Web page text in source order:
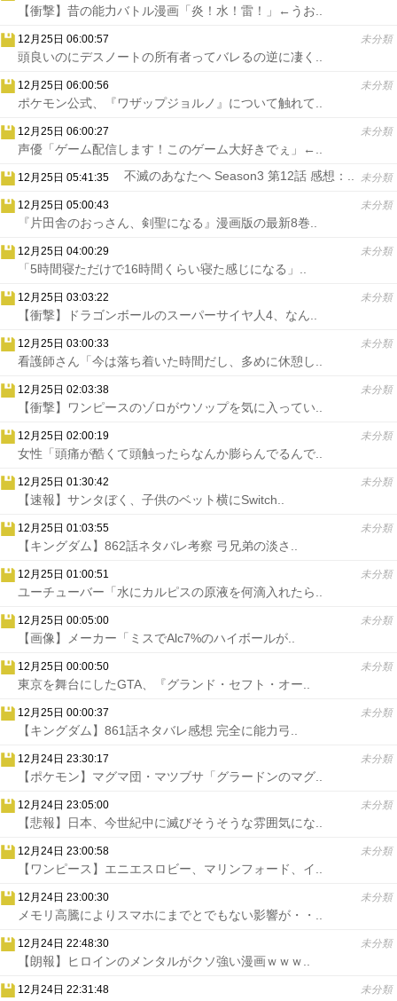
【衝撃】昔の能力バトル漫画「炎！水！雷！」←うお..
12月25日 06:00:57 未分類
頭良いのにデスノートの所有者ってバレるの逆に凄く..
12月25日 06:00:56 未分類
ポケモン公式、『ワザップジョルノ』について触れて..
12月25日 06:00:27 未分類
声優「ゲーム配信します！このゲーム大好きでぇ」←..
12月25日 05:41:35 未分類
不滅のあなたへ Season3 第12話 感想：..
12月25日 05:00:43 未分類
『片田舎のおっさん、剣聖になる』漫画版の最新8巻..
12月25日 04:00:29 未分類
「5時間寝ただけで16時間くらい寝た感じになる」..
12月25日 03:03:22 未分類
【衝撃】ドラゴンボールのスーパーサイヤ人4、なん..
12月25日 03:00:33 未分類
看護師さん「今は落ち着いた時間だし、多めに休憩し..
12月25日 02:03:38 未分類
【衝撃】ワンピースのゾロがウソップを気に入ってい..
12月25日 02:00:19 未分類
女性「頭痛が酷くて頭触ったらなんか膨らんでるんで..
12月25日 01:30:42 未分類
【速報】サンタぼく、子供のベット横にSwitch..
12月25日 01:03:55 未分類
【キングダム】862話ネタバレ考察 弓兄弟の淡さ..
12月25日 01:00:51 未分類
ユーチューバー「水にカルピスの原液を何滴入れたら..
12月25日 00:05:00 未分類
【画像】メーカー「ミスでAlc7%のハイボールが..
12月25日 00:00:50 未分類
東京を舞台にしたGTA、『グランド・セフト・オー..
12月25日 00:00:37 未分類
【キングダム】861話ネタバレ感想 完全に能力弓..
12月24日 23:30:17 未分類
【ポケモン】マグマ団・マツブサ「グラードンのマグ..
12月24日 23:05:00 未分類
【悲報】日本、今世紀中に滅びそうそうな雰囲気にな..
12月24日 23:00:58 未分類
【ワンピース】エニエスロビー、マリンフォード、イ..
12月24日 23:00:30 未分類
メモリ高騰によりスマホにまでとでもない影響が・・..
12月24日 22:48:30 未分類
【朗報】ヒロインのメンタルがクソ強い漫画ｗｗｗ..
12月24日 22:31:48 未分類